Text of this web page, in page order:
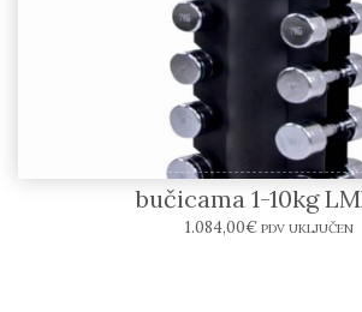
LIFEMAXX – Stalak sa
bučicama 1-10kg
1.084,00€ PDV UKLJUČEN